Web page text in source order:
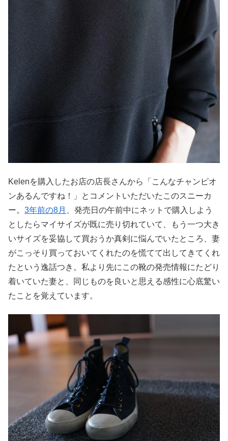
Kelenを購入したお店の店長さんから「こんなチャンピオ
ンあるんですね！」とコメントいただいたこのスニーカ
ー。 3年前の8月
、発売日の午前中にネットで購入しよう
としたらマイサイズが既に売り切れていて、もう一つ大き
いサイズを妥協して買おうか真剣に悩んでいたところ、妻
がこっそり買っておいてくれたのを慌てて出してきてくれ
たという逸話つき。私より先にこの靴の発売情報にたどり
着いていた妻と、同じものを良いと思える感性に心底驚い
たことを覚えています。